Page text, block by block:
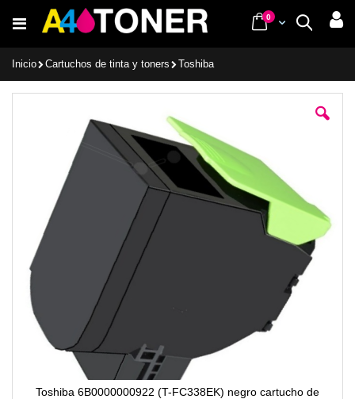
al
Buscar
Cart
0items
Inicio Cartuchos de tinta y toners Toshiba
imágenes
Toshiba 6B0000000922 (T-FC338EK) negro cartucho de